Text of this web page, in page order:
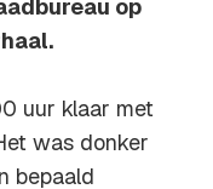
op
uur klaar met
was donker
bepaald